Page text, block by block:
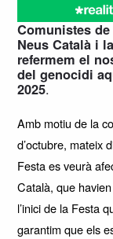
Comunistes
Neus Català i
refermem el
del genocidi
2025.
Amb motiu de la
d’octubre, mateix
Festa es veurà
Català, que
l’inici de la Festa
garantim que els